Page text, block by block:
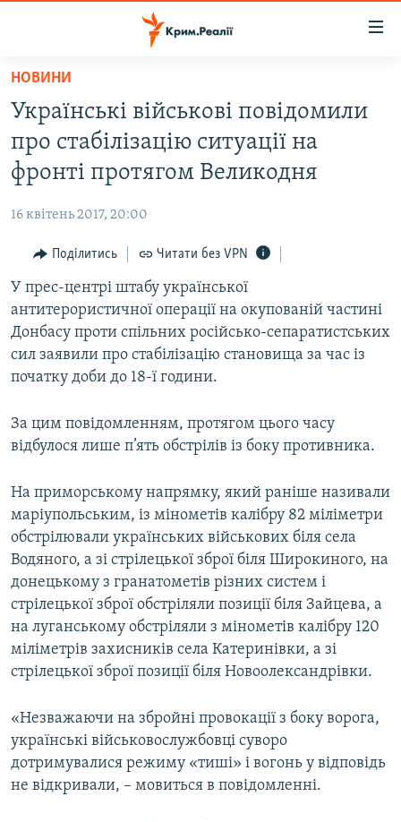
Перейти
основного
матеріалу
Перейти
до
основної
Перейти
пошуку
ВОДА.КРИМ
ВІДЕО ТА ФОТО
БЛОГИ
ПОГЛЯД
ІНТЕРВ'Ю
ВСЕ ЗА ДЕНЬ
СПЕЦПРОЕКТИ
ДЕПОРТАЦІЯ
ВІДЕОУРОКИ «ELIFBE»
СВІДЧЕННЯ ОКУПАЦІЇ
ІНФОГРАФІКА
ЯК ОБІЙТИ БЛОКУВАННЯ
Русский
ДОЛУЧАЙСЯ!
Усі сайти RFE/RL
НОВИНИ
Українські військові повідомили
про стабілізацію ситуації на
фронті протягом Великодня
16 квітень 2017, 20:00
Поділитись Читати без VPN
У прес-центрі штабу української
антитерористичної операції на окупованій частині
Донбасу проти спільних російсько-сепаратистських
сил заявили про стабілізацію становища за час із
початку доби до 18-ї години.
За цим повідомленням, протягом цього часу
відбулося лише п’ять обстрілів із боку противника.
На приморському напрямку, який раніше називали
маріупольським, із мінометів калібру 82 міліметри
обстрілювали українських військових біля села
Водяного, а зі стрілецької зброї біля Широкиного, на
донецькому з гранатометів різних систем і
стрілецької зброї обстріляли позиції біля Зайцева, а
на луганському обстріляли з мінометів калібру 120
міліметрів захисників села Катеринівки, а зі
стрілецької зброї позиції біля Новоолександрівки.
«Незважаючи на збройні провокації з боку ворога,
українські військовослужбовці суворо
дотримувалися режиму «тиші» і вогонь у відповідь
не відкривали, – мовиться в повідомленні.